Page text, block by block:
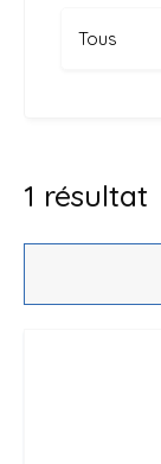
1 résultat